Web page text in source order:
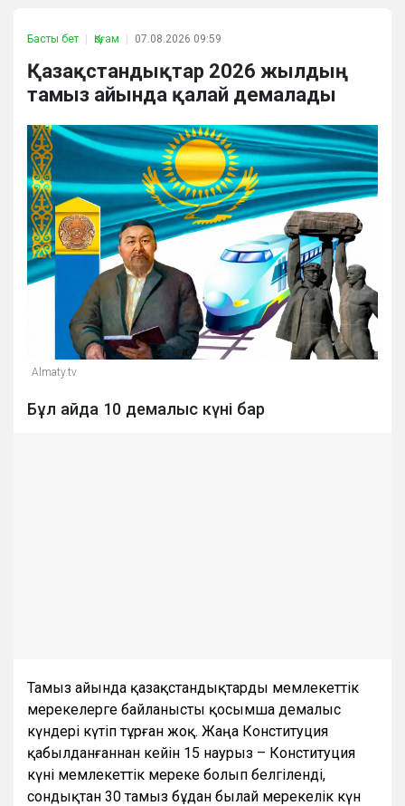
Басты бет Қоғам 07.08.2026 09:59
Қазақстандықтар 2026 жылдың
тамыз айында қалай демалады
Almaty.tv
Бұл айда 10 демалыс күні бар
Тамыз айында қазақстандықтарды мемлекеттік
мерекелерге байланысты қосымша демалыс
күндері күтіп тұрған жоқ. Жаңа Конституция
қабылданғаннан кейін 15 наурыз – Конституция
күні мемлекеттік мереке болып белгіленді,
сондықтан 30 тамыз бұдан былай мерекелік күн